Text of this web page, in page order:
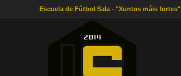
Escuela de Fútbol Sala - "Xuntos máis fortes"